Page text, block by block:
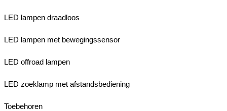
LED lampen draadloos
LED lampen met bewegingssensor
LED offroad lampen
LED zoeklamp met afstandsbediening
Toebehoren